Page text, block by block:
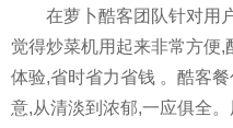
在萝卜酷客团队针对用
觉得炒菜机用起来非常方便
体验,省时省力省钱 。酷客
意,从清淡到浓郁,一应俱全